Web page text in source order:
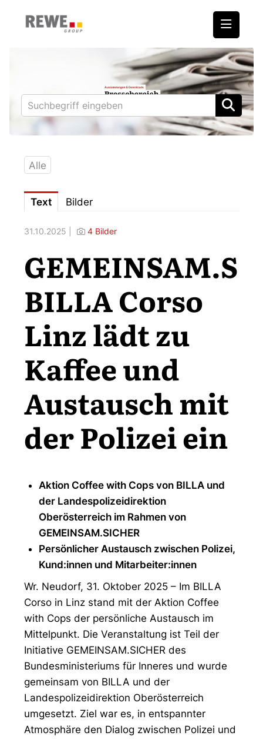
REWE International AG
BILLA
PENNY
BIPA
Downloads
Fotos – Vorstand
Kontakt
Alle
Text Bilder
31.10.2025 | 4 Bilder
BILLA Corso
Linz lädt zu
Kaffee und
Austausch mit
der Polizei ein
Aktion Coffee with Cops von BILLA und
der Landespolizeidirektion
Oberösterreich im Rahmen von
GEMEINSAM.SICHER
Persönlicher Austausch zwischen Polizei,
Kund:innen und Mitarbeiter:innen
Wr. Neudorf, 31. Oktober 2025 – Im BILLA
Corso in Linz stand mit der Aktion Coffee
with Cops der persönliche Austausch im
Mittelpunkt. Die Veranstaltung ist Teil der
Initiative GEMEINSAM.SICHER des
Bundesministeriums für Inneres und wurde
gemeinsam von BILLA und der
Landespolizeidirektion Oberösterreich
umgesetzt. Ziel war es, in entspannter
Atmosphäre den Dialog zwischen Polizei und